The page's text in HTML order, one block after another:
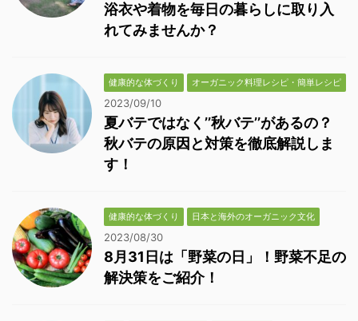
浴衣や着物を毎日の暮らしに取り入
れてみませんか？
健康的な体づくり オーガニック料理レシピ・簡単レシピ
2023/09/10
夏バテではなく’’秋バテ’’があるの？
秋バテの原因と対策を徹底解説しま
す！
健康的な体づくり 日本と海外のオーガニック文化
2023/08/30
8月31日は「野菜の日」！野菜不足の
解決策をご紹介！